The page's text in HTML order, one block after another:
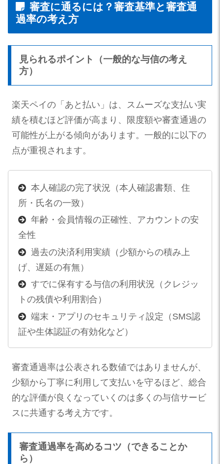
審査に通るには？審査基準と審査通
過率の考え方
見られるポイント（一般的な与信の考え
方）
楽天ペイの「あと払い」は、スムーズな支払い実
績を積むほど評価が高まり、限度額や審査通過の
可能性が上がる傾向があります。一般的に以下の
点が重視されます。
本人確認の完了状況（本人確認書類、住
所・氏名の一致）
年齢・会員情報の正確性、アカウントの安
全性
過去の決済利用実績（少額からの積み上
げ、遅延の有無）
すでに保有する与信の利用状況（クレジッ
トの残債や利用割合）
端末・アプリのセキュリティ設定（SMS認
証や生体認証の有効化など）
審査通過率は公表される数値ではありませんが、
少額から丁寧に利用して支払いを守るほど、総合
的な評価が良くなっていくのは多くの与信サービ
スに共通する考え方です。
審査通過率を高めるコツ（できることか
ら）